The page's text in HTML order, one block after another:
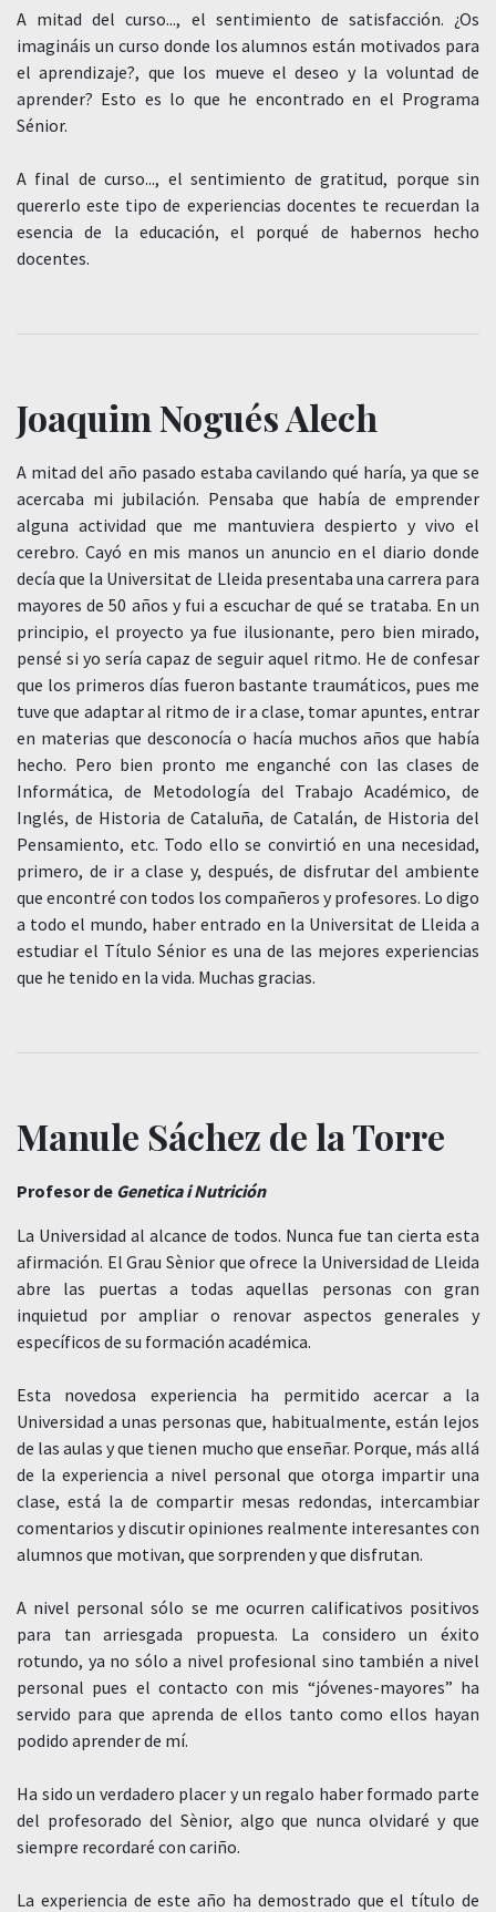
A mitad del curso..., el sentimiento de satisfacción. ¿Os
imagináis un curso donde los alumnos están motivados para
el aprendizaje?, que los mueve el deseo y la voluntad de
aprender? Esto es lo que he encontrado en el Programa
Sénior.
A final de curso..., el sentimiento de gratitud, porque sin
quererlo este tipo de experiencias docentes te recuerdan la
esencia de la educación, el porqué de habernos hecho
docentes.
Joaquim Nogués Alech
A mitad del año pasado estaba cavilando qué haría, ya que se
acercaba mi jubilación. Pensaba que había de emprender
alguna actividad que me mantuviera despierto y vivo el
cerebro. Cayó en mis manos un anuncio en el diario donde
decía que la Universitat de Lleida presentaba una carrera para
mayores de 50 años y fui a escuchar de qué se trataba. En un
principio, el proyecto ya fue ilusionante, pero bien mirado,
pensé si yo sería capaz de seguir aquel ritmo. He de confesar
que los primeros días fueron bastante traumáticos, pues me
tuve que adaptar al ritmo de ir a clase, tomar apuntes, entrar
en materias que desconocía o hacía muchos años que había
hecho. Pero bien pronto me enganché con las clases de
Informática, de Metodología del Trabajo Académico, de
Inglés, de Historia de Cataluña, de Catalán, de Historia del
Pensamiento, etc. Todo ello se convirtió en una necesidad,
primero, de ir a clase y, después, de disfrutar del ambiente
que encontré con todos los compañeros y profesores. Lo digo
a todo el mundo, haber entrado en la Universitat de Lleida a
estudiar el Título Sénior es una de las mejores experiencias
que he tenido en la vida. Muchas gracias.
Manule Sáchez de la Torre
Profesor de Genetica i Nutrición
La Universidad al alcance de todos. Nunca fue tan cierta esta
afirmación. El Grau Sènior que ofrece la Universidad de Lleida
abre las puertas a todas aquellas personas con gran
inquietud por ampliar o renovar aspectos generales y
específicos de su formación académica.
Esta novedosa experiencia ha permitido acercar a la
Universidad a unas personas que, habitualmente, están lejos
de las aulas y que tienen mucho que enseñar. Porque, más allá
de la experiencia a nivel personal que otorga impartir una
clase, está la de compartir mesas redondas, intercambiar
comentarios y discutir opiniones realmente interesantes con
alumnos que motivan, que sorprenden y que disfrutan.
A nivel personal sólo se me ocurren calificativos positivos
para tan arriesgada propuesta. La considero un éxito
rotundo, ya no sólo a nivel profesional sino también a nivel
personal pues el contacto con mis “jóvenes-mayores” ha
servido para que aprenda de ellos tanto como ellos hayan
podido aprender de mí.
Ha sido un verdadero placer y un regalo haber formado parte
del profesorado del Sènior, algo que nunca olvidaré y que
siempre recordaré con cariño.
La experiencia de este año ha demostrado que el título de